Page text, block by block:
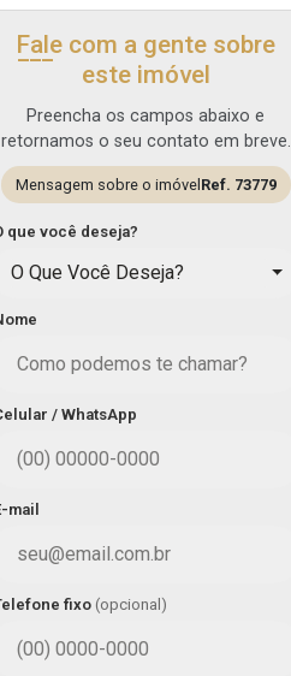
Fale com a gente sobre
este imóvel
Preencha os campos abaixo e
retornamos o seu contato em breve.
Mensagem sobre o imóvel Ref. 73779
que você deseja?
O Que Você Deseja?
/ WhatsApp
mail
fixo (opcional)